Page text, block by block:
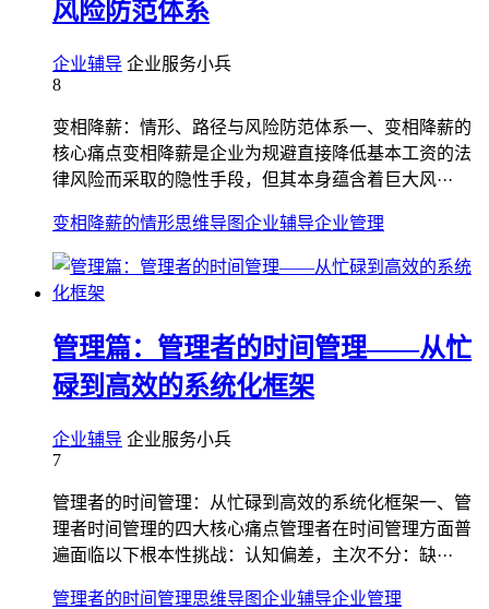
风险防范体系
企业辅导 企业服务小兵
8
变相降薪：情形、路径与风险防范体系一、变相降薪的
核心痛点变相降薪是企业为规避直接降低基本工资的法
律风险而采取的隐性手段，但其本身蕴含着巨大风···
变相降薪的情形思维导图企业辅导企业管理
管理篇：管理者的时间管理——从忙
碌到高效的系统化框架
企业辅导 企业服务小兵
7
管理者的时间管理：从忙碌到高效的系统化框架一、管
理者时间管理的四大核心痛点管理者在时间管理方面普
遍面临以下根本性挑战：认知偏差，主次不分：缺···
管理者的时间管理思维导图企业辅导企业管理